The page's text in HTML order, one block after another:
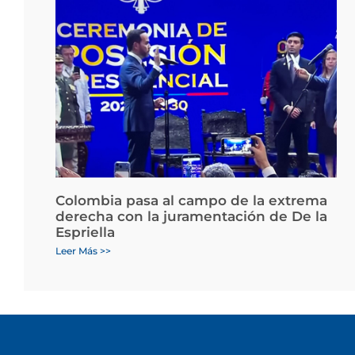
Colombia pasa al campo de la extrema
derecha con la juramentación de De la
Espriella
Leer Más >>